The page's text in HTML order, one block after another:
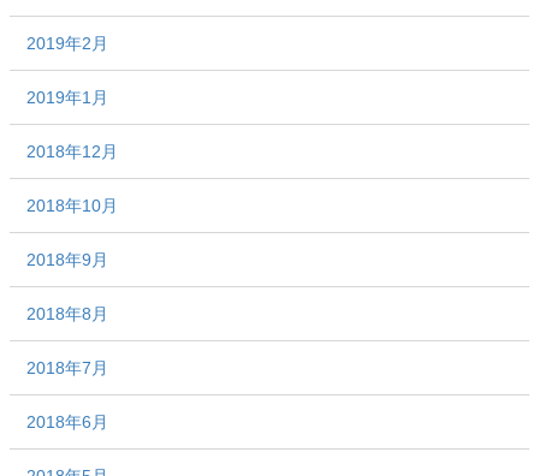
2019年2月
2019年1月
2018年12月
2018年10月
2018年9月
2018年8月
2018年7月
2018年6月